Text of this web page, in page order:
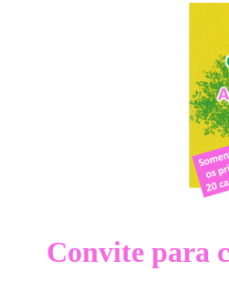
Convite para